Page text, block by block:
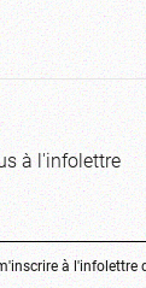
à l'infolettre
à l'infolettre